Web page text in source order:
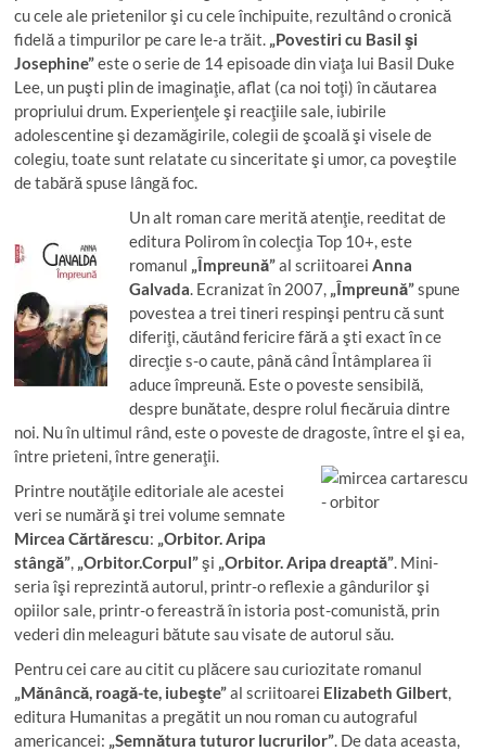
cu cele ale prietenilor şi cu cele închipuite, rezultând o cronică
fidelă a timpurilor pe care le-a trăit.
„Povestiri cu Basil şi
Josephine”este o serie de 14 episoade din viaţa lui Basil Duke
Lee, un puşti plin de imaginaţie, aflat (ca noi toţi) în căutarea
propriului drum. Experienţele şi reacţiile sale, iubirile
adolescentine şi dezamăgirile, colegii de şcoală şi visele de
colegiu, toate sunt relatate cu sinceritate şi umor, ca poveştile
de tabără spuse lângă foc.
Un alt roman care merită atenţie, reeditat de
editura Polirom în colecţia Top 10+, este
romanul „Împreună”al scriitoarei Anna
Galvada . Ecranizat în 2007, „Împreună”spune
povestea a trei tineri respinşi pentru că sunt
diferiţi, căutând fericire fără a şti exact în ce
direcţie s-o caute, până când Întâmplarea îi
aduce împreună. Este o poveste sensibilă,
despre bunătate, despre rolul fiecăruia dintre
noi. Nu în ultimul rând, este o poveste de dragoste, între el şi ea,
între prieteni, între generaţii.
Printre noutăţile editoriale ale acestei
veri se numără şi trei volume semnate
Mircea Cărtărescu: „Orbitor. Aripa
stângă”
„Orbitor.Corpul”şi „Orbitor. Aripa dreaptă” . Mini-
seria îşi reprezintă autorul, printr-o reflexie a gândurilor şi
opiilor sale, printr-o fereastră în istoria post-comunistă, prin
vederi din meleaguri bătute sau visate de autorul său.
Pentru cei care au citit cu plăcere sau curiozitate romanul
„Mănâncă, roagă-te, iubeşte”al scriitoarei Elizabeth Gilbert
editura Humanitas a pregătit un nou roman cu autograful
americancei: „Semnătura tuturor lucrurilor” . De data aceasta,